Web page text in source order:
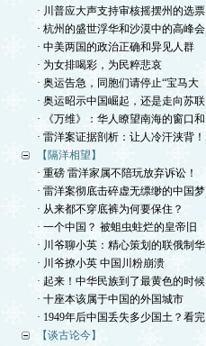
· 川普应大声支持审核摇摆州的选票
· 杭州的盛世浮华和沙漠中的高峰会
· 中美两国的政治正确和异见人群
· 为女排喝彩，为民粹悲哀
· 奥运告急，同胞们请停止“宝马大
· 奥运昭示中国崛起，还是走向苏联
· 《万维》：华人瞭望南海的窗口和
· 雷洋案证据剖析：让人冷汗浃背！
【隔洋相望】
· 重磅 雷洋家属不陪玩放弃诉讼！
· 雷洋案彻底击碎虚无缥缈的中国梦
· 从来都不穿底裤为何要保住？
· 一个中国？ 被蛆虫蛀烂的皇帝旧
· 川爷聊小英：精心策划的联俄制华
· 川爷撩小英 中国川粉崩溃
· 起来！中华民族到了最黄色的时候
· 十座本该属于中国的外国城市
· 1949年后中国丢失多少国土？看完
【谈古论今】